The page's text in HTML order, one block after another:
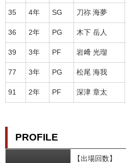
35 4年 SG 刀祢 海夢
36 2年 PG 木下 岳人
39 3年 PF 岩﨑 光瑠
77 3年 PG 松尾 海我
91 2年 PF 深津 章太
PROFILE
【出場回数】